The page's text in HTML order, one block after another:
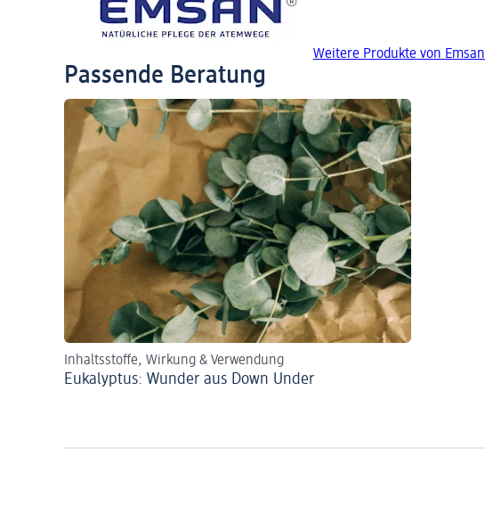
Weitere Produkte von Emsan
Passende Beratung
Inhaltsstoffe, Wirkung & Verwendung
Eukalyptus: Wunder aus Down Under